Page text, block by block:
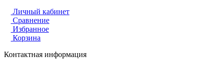
Личный кабинет
Сравнение
Избранное
Корзина
Контактная информация